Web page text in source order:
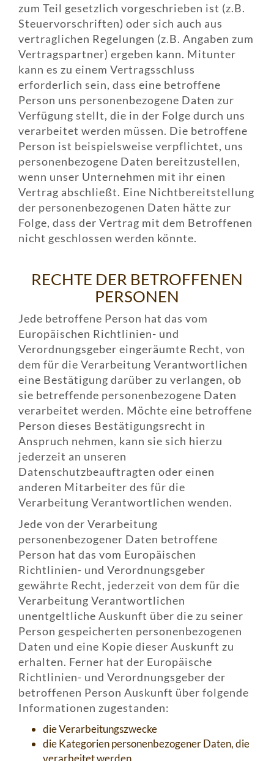
zum Teil gesetzlich vorgeschrieben ist (z.B.
Steuervorschriften) oder sich auch aus
vertraglichen Regelungen (z.B. Angaben zum
Vertragspartner) ergeben kann. Mitunter
kann es zu einem Vertragsschluss
erforderlich sein, dass eine betroffene
Person uns personenbezogene Daten zur
Verfügung stellt, die in der Folge durch uns
verarbeitet werden müssen. Die betroffene
Person ist beispielsweise verpflichtet, uns
personenbezogene Daten bereitzustellen,
wenn unser Unternehmen mit ihr einen
Vertrag abschließt. Eine Nichtbereitstellung
der personenbezogenen Daten hätte zur
Folge, dass der Vertrag mit dem Betroffenen
nicht geschlossen werden könnte.
RECHTE DER BETROFFENEN
PERSONEN
Jede betroffene Person hat das vom
Europäischen Richtlinien- und
Verordnungsgeber eingeräumte Recht, von
dem für die Verarbeitung Verantwortlichen
eine Bestätigung darüber zu verlangen, ob
sie betreffende personenbezogene Daten
verarbeitet werden. Möchte eine betroffene
Person dieses Bestätigungsrecht in
Anspruch nehmen, kann sie sich hierzu
jederzeit an unseren
Datenschutzbeauftragten oder einen
anderen Mitarbeiter des für die
Verarbeitung Verantwortlichen wenden.
Jede von der Verarbeitung
personenbezogener Daten betroffene
Person hat das vom Europäischen
Richtlinien- und Verordnungsgeber
gewährte Recht, jederzeit von dem für die
Verarbeitung Verantwortlichen
unentgeltliche Auskunft über die zu seiner
Person gespeicherten personenbezogenen
Daten und eine Kopie dieser Auskunft zu
erhalten. Ferner hat der Europäische
Richtlinien- und Verordnungsgeber der
betroffenen Person Auskunft über folgende
Informationen zugestanden:
die Verarbeitungszwecke
die Kategorien personenbezogener Daten, die
verarbeitet werden